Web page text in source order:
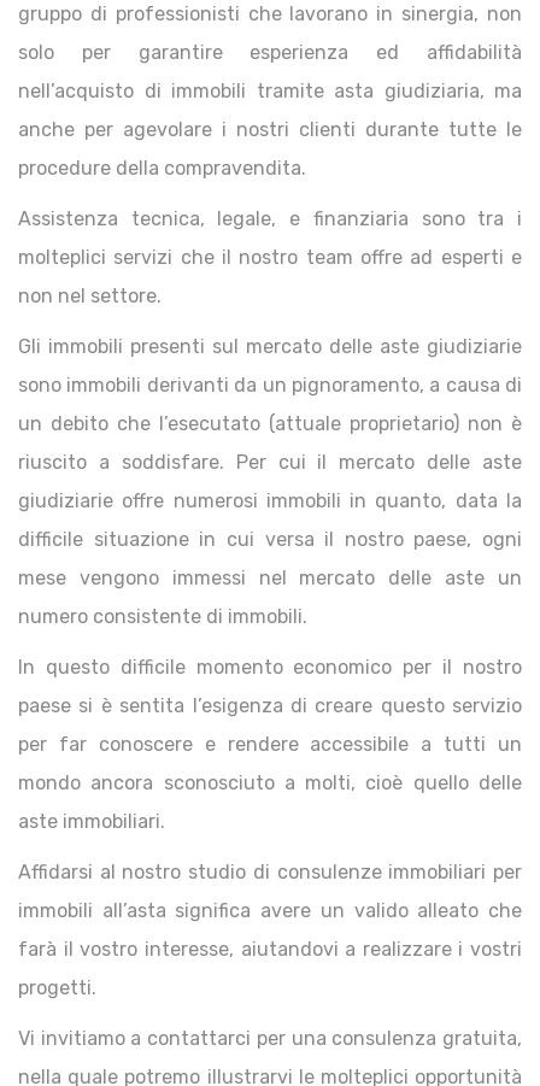
gruppo di professionisti che lavorano in sinergia, non
solo per garantire esperienza ed affidabilità
nell’acquisto di immobili tramite asta giudiziaria, ma
anche per agevolare i nostri clienti durante tutte le
procedure della compravendita.
Assistenza tecnica, legale, e finanziaria sono tra i
molteplici servizi che il nostro team offre ad esperti e
non nel settore.
Gli immobili presenti sul mercato delle aste giudiziarie
sono immobili derivanti da un pignoramento, a causa di
un debito che l’esecutato (attuale proprietario) non è
riuscito a soddisfare. Per cui il mercato delle aste
giudiziarie offre numerosi immobili in quanto, data la
difficile situazione in cui versa il nostro paese, ogni
mese vengono immessi nel mercato delle aste un
numero consistente di immobili.
In questo difficile momento economico per il nostro
paese si è sentita l’esigenza di creare questo servizio
per far conoscere e rendere accessibile a tutti un
mondo ancora sconosciuto a molti, cioè quello delle
aste immobiliari.
Affidarsi al nostro studio di consulenze immobiliari per
immobili all’asta significa avere un valido alleato che
farà il vostro interesse, aiutandovi a realizzare i vostri
progetti.
Vi invitiamo a contattarci per una consulenza gratuita,
nella quale potremo illustrarvi le molteplici opportunità